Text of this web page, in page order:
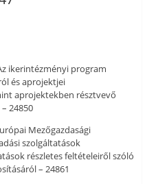
ikerintézményi program
és aprojektjei
aprojektekben résztvevő
24850
Mezőgazdasági
szolgáltatások
részletes feltételeiről szóló
– 24861